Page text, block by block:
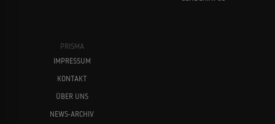
PRISMA
IMPRESSUM
KONTAKT
ÜBER UNS
NEWS-ARCHIV